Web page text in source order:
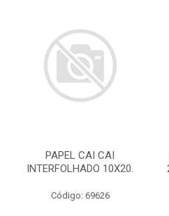
PAPEL CAI CAI
INTERFOLHADO 10X20.
Código: 69626